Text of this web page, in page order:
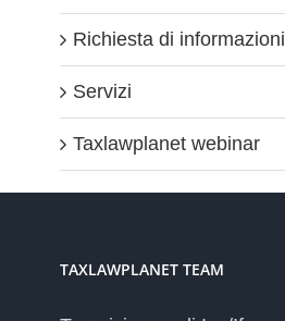
Richiesta di informazioni
Servizi
Taxlawplanet webinar
TAXLAWPLANET TEAM